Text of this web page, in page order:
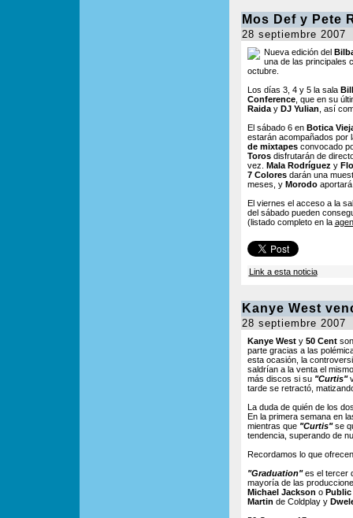
Mos Def y Pete
28 septiembre 2007
Nueva edición del
una de las principales
octubre.
Los días 3, 4 y 5 la sala
Conference, que en su
Raiday DJ Yulian , así
El sábado 6 en Botica
estarán acompañados por
de mixtapesconvocado
Torosdisfrutarán de
vez. Mala Rodríguez y
7 Coloresdarán una
meses, y Morodoaportará
El viernes el acceso a la
del sábado pueden
(listado completo en la
Link a esta noticia
Kanye West
28 septiembre 2007
Kanye Westy 50 Centson
parte gracias a las
esta ocasión, la
saldrían a la venta el
más discos si su "Curtis"
tarde se retractó,
La duda de quién de los
En la primera semana en
mientras que "Curtis"se
tendencia, superando de
Recordamos lo que
"Graduation"es el tercer
mayoría de las
Michael Jackson o Public
Martin de Coldplay y